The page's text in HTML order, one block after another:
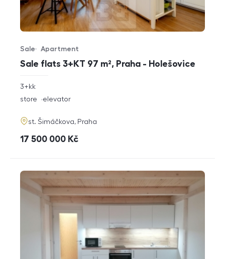
Sale flats 3+KT 97 m², Praha - Holešovice
Offer type
Sale
Property type
Apartment
rozměry
disposition
3+kk
funkce
store elevator
adresa
st. Šimáčkova, Praha
cena
17 500 000 Kč